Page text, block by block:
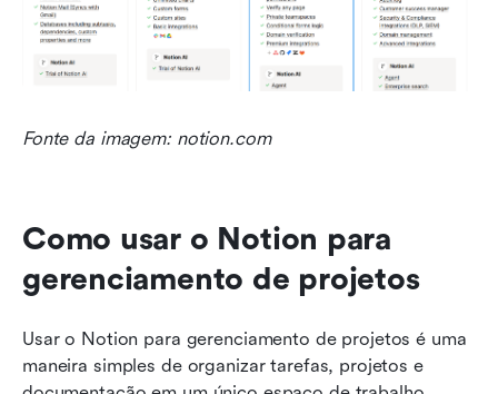
Fonte da imagem: notion.com
Como usar o Notion para
gerenciamento de projetos
Usar o Notion para gerenciamento de projetos é uma
maneira simples de organizar tarefas, projetos e